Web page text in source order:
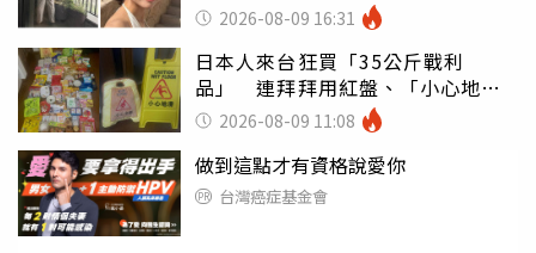
2026-08-09 16:31
日本人來台狂買「35公斤戰利
品」 連拜拜用紅盤、「小心地
滑」告示牌也帶回家
2026-08-09 11:08
做到這點才有資格說愛你
台灣癌症基金會